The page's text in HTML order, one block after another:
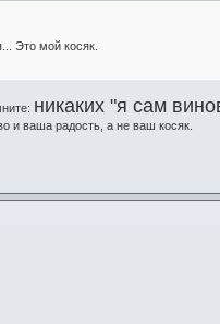
Это мой косяк.
никаких "я сам
и ваша радость, а не ваш косяк.